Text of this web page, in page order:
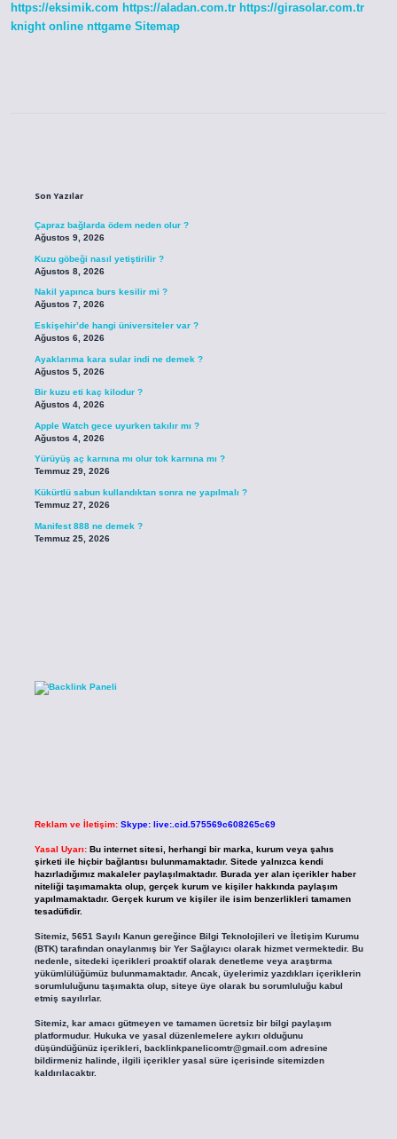
https://eksimik.com https://aladan.com.tr https://girasolar.com.tr
knight online nttgame Sitemap
Son Yazılar
Çapraz bağlarda ödem neden olur ?
Ağustos 9, 2026
Kuzu göbeği nasıl yetiştirilir ?
Ağustos 8, 2026
Nakil yapınca burs kesilir mi ?
Ağustos 7, 2026
Eskişehir’de hangi üniversiteler var ?
Ağustos 6, 2026
Ayaklarıma kara sular indi ne demek ?
Ağustos 5, 2026
Bir kuzu eti kaç kilodur ?
Ağustos 4, 2026
Apple Watch gece uyurken takılır mı ?
Ağustos 4, 2026
Yürüyüş aç karnına mı olur tok karnına mı ?
Temmuz 29, 2026
Kükürtlü sabun kullandıktan sonra ne yapılmalı ?
Temmuz 27, 2026
Manifest 888 ne demek ?
Temmuz 25, 2026
Reklam ve İletişim: Skype: live:.cid.575569c608265c69
Yasal Uyarı: Bu internet sitesi, herhangi bir marka, kurum veya şahıs
şirketi ile hiçbir bağlantısı bulunmamaktadır. Sitede yalnızca kendi
hazırladığımız makaleler paylaşılmaktadır. Burada yer alan içerikler haber
niteliği taşımamakta olup, gerçek kurum ve kişiler hakkında paylaşım
yapılmamaktadır. Gerçek kurum ve kişiler ile isim benzerlikleri tamamen
tesadüfidir.
Sitemiz, 5651 Sayılı Kanun gereğince Bilgi Teknolojileri ve İletişim Kurumu
(BTK) tarafından onaylanmış bir Yer Sağlayıcı olarak hizmet vermektedir. Bu
nedenle, sitedeki içerikleri proaktif olarak denetleme veya araştırma
yükümlülüğümüz bulunmamaktadır. Ancak, üyelerimiz yazdıkları içeriklerin
sorumluluğunu taşımakta olup, siteye üye olarak bu sorumluluğu kabul
etmiş sayılırlar.
Sitemiz, kar amacı gütmeyen ve tamamen ücretsiz bir bilgi paylaşım
platformudur. Hukuka ve yasal düzenlemelere aykırı olduğunu
düşündüğünüz içerikleri, backlinkpanelicomtr@gmail.comadresine
bildirmeniz halinde, ilgili içerikler yasal süre içerisinde sitemizden
kaldırılacaktır.